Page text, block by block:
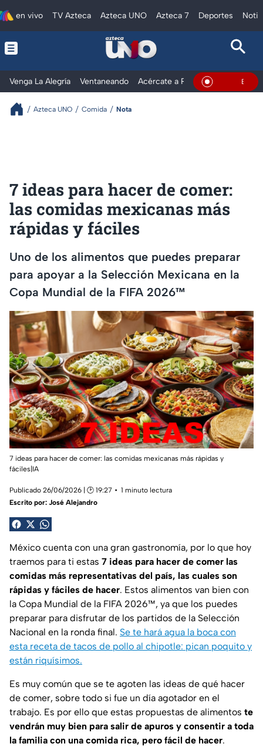
en vivo TV Azteca Azteca UNO Azteca 7 Deportes
Venga La Alegría Ventaneando Acércate a Rocío Al Extremo
En Vivo
Azteca UNO Comida Nota
7 ideas para hacer de comer:
las comidas mexicanas más
rápidas y fáciles
Uno de los alimentos que puedes preparar
para apoyar a la Selección Mexicana en la
Copa Mundial de la FIFA 2026™
7 ideas para hacer de comer: las comidas mexicanas más rápidas y
fáciles|IA
Publicado 26/06/2026 | 🕑 19:27
1 minuto lectura
Escrito por: José Alejandro
México cuenta con una gran gastronomía, por lo que hoy
traemos para ti estas 7 ideas para hacer de comer las
comidas más representativas del país, las cuales son
rápidas y fáciles de hacer. Estos alimentos van bien con
la Copa Mundial de la FIFA 2026™, ya que los puedes
preparar para disfrutar de los partidos de la Selección
Nacional en la ronda final. Se te hará agua la boca con
esta receta de tacos de pollo al chipotle: pican poquito y
están riquísimos.
Es muy común que se te agoten las ideas de qué hacer
de comer, sobre todo si fue un día agotador en el
trabajo. Es por ello que estas propuestas de alimentos te
vendrán muy bien para salir de apuros y consentir a toda
la familia con una comida rica, pero fácil de hacer.